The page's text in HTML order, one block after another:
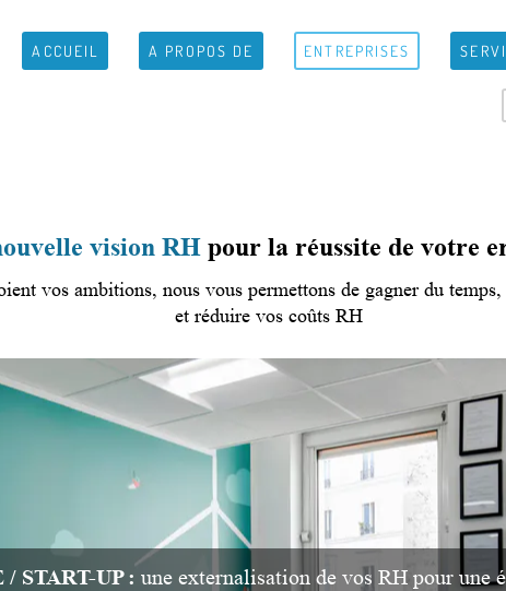
ACCUEIL A PROPOS DE ENTREPRISES
vision RH pour la réussite de votre
vos ambitions, nous vous permettons de gagner du
et réduire vos coûts RH
START-UP : une externalisation de vos RH pour une